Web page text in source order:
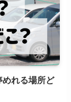
めれる場所ど